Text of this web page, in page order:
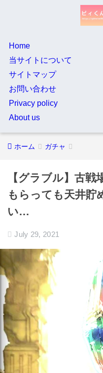
Home
当サイトについて
サイトマップ
お問い合わせ
Privacy policy
About us
ホーム ガチャ
【グラブル】古
もらっても天井貯
い…
July 29, 2021